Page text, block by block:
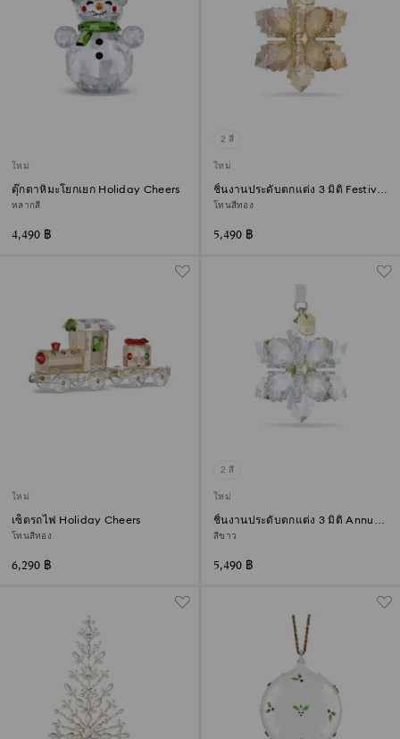
ใหม่
ตุ๊กตาหิมะโยกเยก Holiday Cheers
หลากสี
4,490 ฿
2 สี
ใหม่
ชิ้นงานประดับตกแต่ง 3 มิติ Festive
Annual Edition ประจำปี 2026
โทนสีทอง
5,490 ฿
ใหม่
เซ็ตรถไฟ Holiday Cheers
โทนสีทอง
6,290 ฿
2 สี
ใหม่
ชิ้นงานประดับตกแต่ง 3 มิติ Annual
Edition ประจำปี 2026
สีขาว
5,490 ฿